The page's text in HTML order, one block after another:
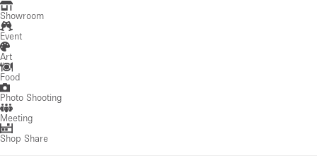
Showroom
Event
Art
Food
Photo Shooting
Meeting
Shop Share